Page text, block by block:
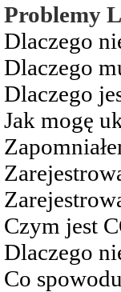
Problemy
Dlaczego
Dlaczego
Dlaczego
Jak mogę
Czym jest
Dlaczego
Co